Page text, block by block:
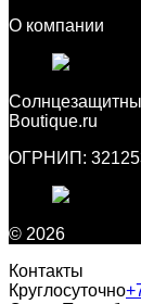
О компании
Boutique.ru
ОГРНИП:
© 2026
Контакты
Круглосуточно